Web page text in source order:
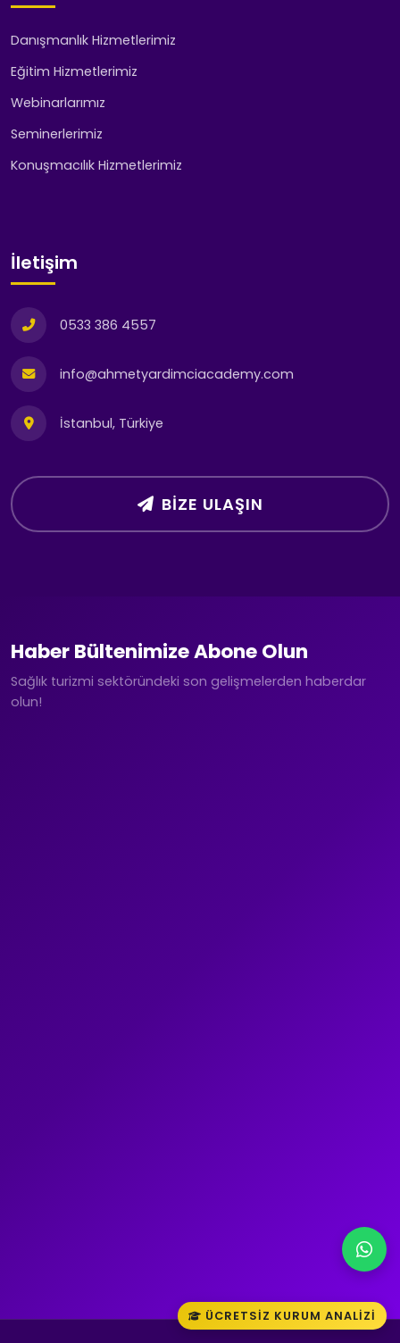
Danışmanlık Hizmetlerimiz
Eğitim Hizmetlerimiz
Webinarlarımız
Seminerlerimiz
Konuşmacılık Hizmetlerimiz
İletişim
0533 386 4557
info@ahmetyardimciacademy.com
İstanbul, Türkiye
BIZE ULAŞIN
Haber Bültenimize Abone Olun
Sağlık turizmi sektöründeki son gelişmelerden haberdar
olun!
ÜCRETSIZ KURUM ANALIZI